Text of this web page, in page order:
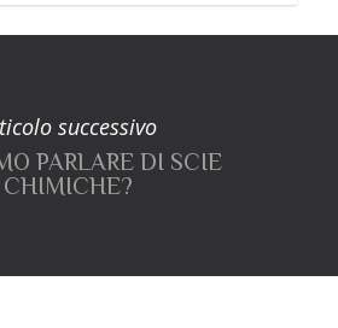
successivo
PARLARE DI SCIE
CHIMICHE?